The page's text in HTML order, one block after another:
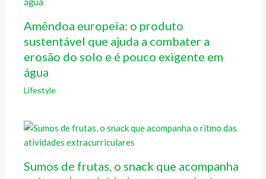
Amêndoa europeia: o produto
sustentável que ajuda a combater a
erosão do solo e é pouco exigente em
água
Lifestyle
Sumos de frutas, o snack que acompanha